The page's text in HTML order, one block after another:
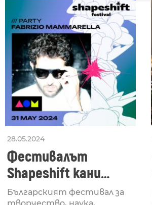
28.05.2024
Фестивалът
Shapeshift кани
Fabrizio Mammarella
Българският фестивал за